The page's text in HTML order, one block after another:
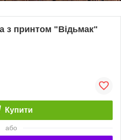
з принтом "Відьмак"
Купити
або